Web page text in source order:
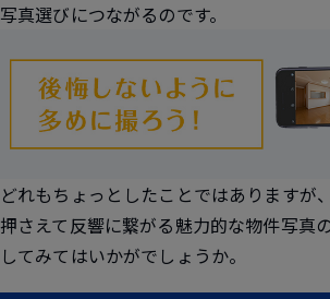
写真選びにつながるのです。
どれもちょっとしたことではありますが
押さえて反響に繋がる魅力的な物件写真
してみてはいかがでしょうか。